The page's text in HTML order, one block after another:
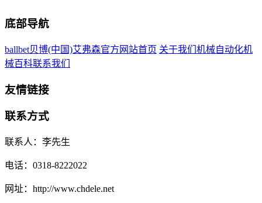
底部导航
ballbet贝博(中国)艾弗森官方网站首页 关于我们 机械自动化机
械百科联系我们
友情链接
联系方式
联系人：李先生
电话：0318-8222022
网址：http://www.chdele.net